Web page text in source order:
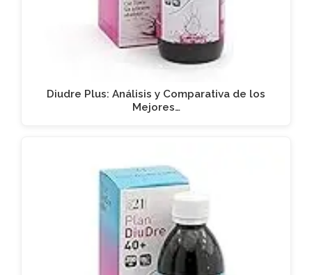
Diudre Plus: Análisis y Comparativa de los
Mejores…